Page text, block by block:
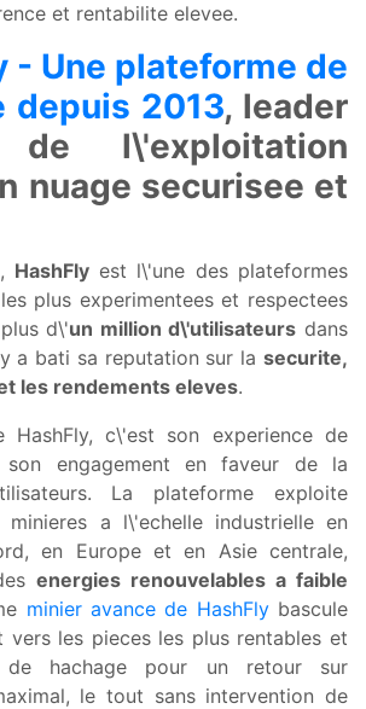
et rentabilite elevee.
- Une plateforme de
depuis 2013, leader
de l\'exploitation
nuage securisee et
, HashFlyest l\'une des plateformes
plus experimentees et respectees
d\'un million d\'utilisateurs dans
a bati sa reputation sur la securite,
les rendements eleves.
HashFly, c\'est son experience de
engagement en faveur de la
La plateforme exploite
minieres a l\'echelle industrielle en
en Europe et en Asie centrale,
energies renouvelables a faible
minier avance de HashFlybascule
vers les pieces les plus rentables et
hachage pour un retour sur
le tout sans intervention de